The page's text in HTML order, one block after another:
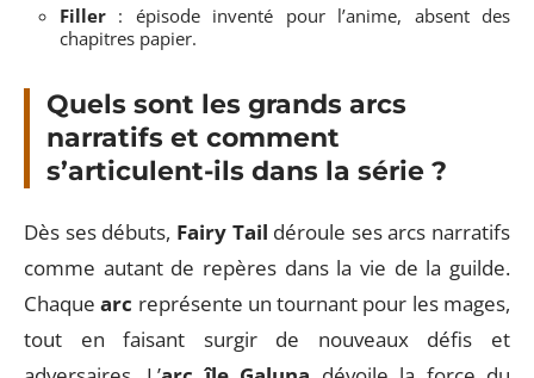
Filler : épisode inventé pour l’anime, absent des
chapitres papier.
Quels sont les grands arcs
narratifs et comment
s’articulent-ils dans la série ?
Dès ses débuts, Fairy Tail déroule ses arcs narratifs
comme autant de repères dans la vie de la guilde.
Chaquearc représente un tournant pour les mages,
tout en faisant surgir de nouveaux défis et